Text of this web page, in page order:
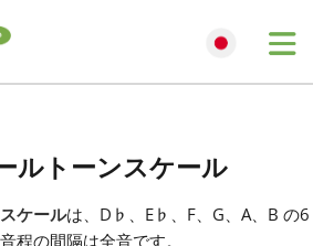
ルトーンスケール
ケールは、D ♭ 、E ♭ 、F、G、A、B の6
程の間隔は全音です。